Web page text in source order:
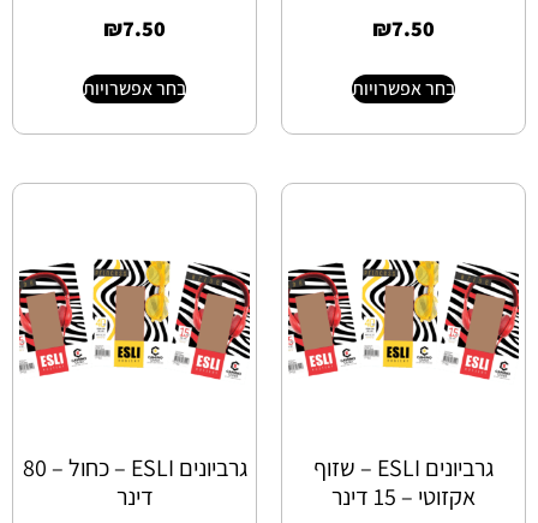
₪7.50
בחר אפשרויות
₪7.50
בחר אפשרויות
גרביונים ESLI – שזוף
אקזוטי – 15 דינר
גרביונים ESLI – כחול – 80
דינר